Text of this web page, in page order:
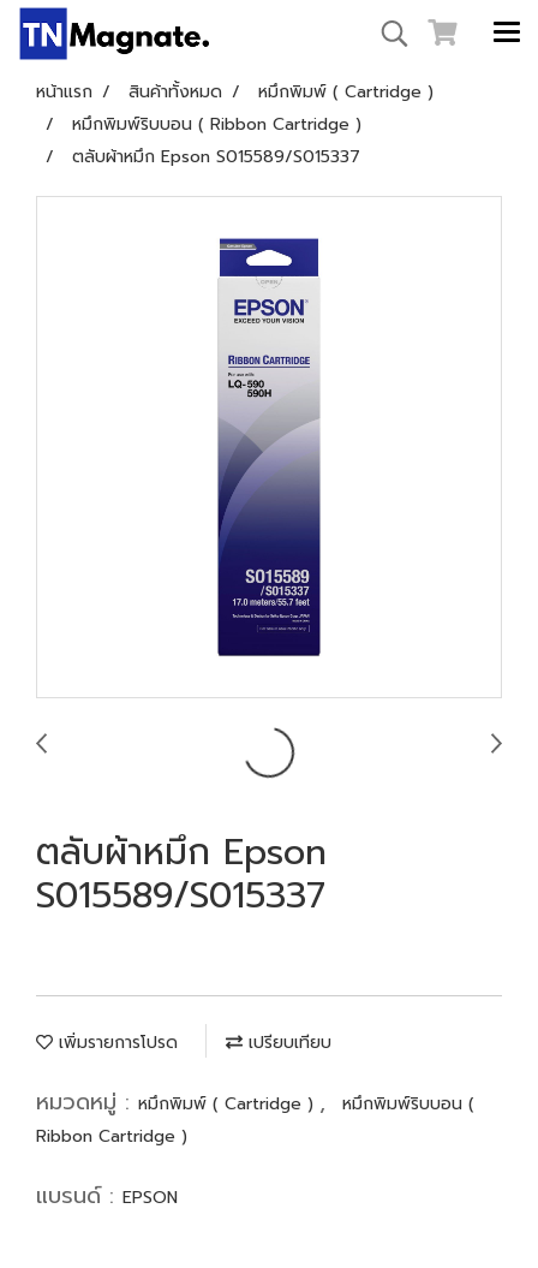
หน้าแรก สินค้าทั้งหมด
หมึกพิมพ์ ( Cartridge )
หมึกพิมพ์ริบบอน ( Ribbon Cartridge )
ตลับผ้าหมึก Epson S015589/S015337
ตลับผ้าหมึก Epson
S015589/S015337
เพิ่มรายการโปรด เปรียบเทียบ
หมวดหมู่ : หมึกพิมพ์ ( Cartridge ) ,
หมึกพิมพ์ริบบอน (
Ribbon Cartridge )
แบรนด์ : EPSON